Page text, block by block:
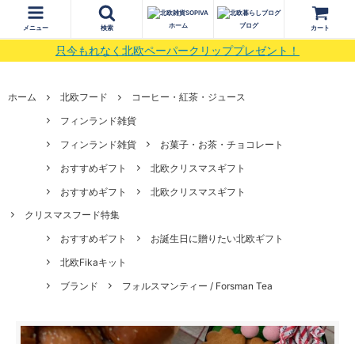
只今もれなく北欧ペーパークリッププレゼント！
メニュー 検索 ホーム ブログ カート
ホーム 北欧フード
コーヒー・紅茶・ジュース
フィンランド雑貨
フィンランド雑貨
お菓子・お茶・チョコレート
おすすめギフト
北欧クリスマスギフト
おすすめギフト
北欧クリスマスギフト
クリスマスフード特集
おすすめギフト
お誕生日に贈りたい北欧ギフト
北欧Fikaキット
ブランド
フォルスマンティー / Forsman Tea